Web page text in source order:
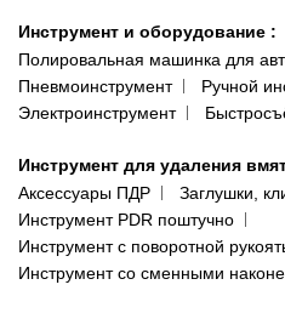
Инструмент и оборудование :
Полировальная машинка для
Пневмоинструмент
Ручной
Электроинструмент
Инструмент для удаления
Аксессуары ПДР
Заглушки,
Инструмент PDR поштучно
Инструмент с поворотной
Инструмент со сменными